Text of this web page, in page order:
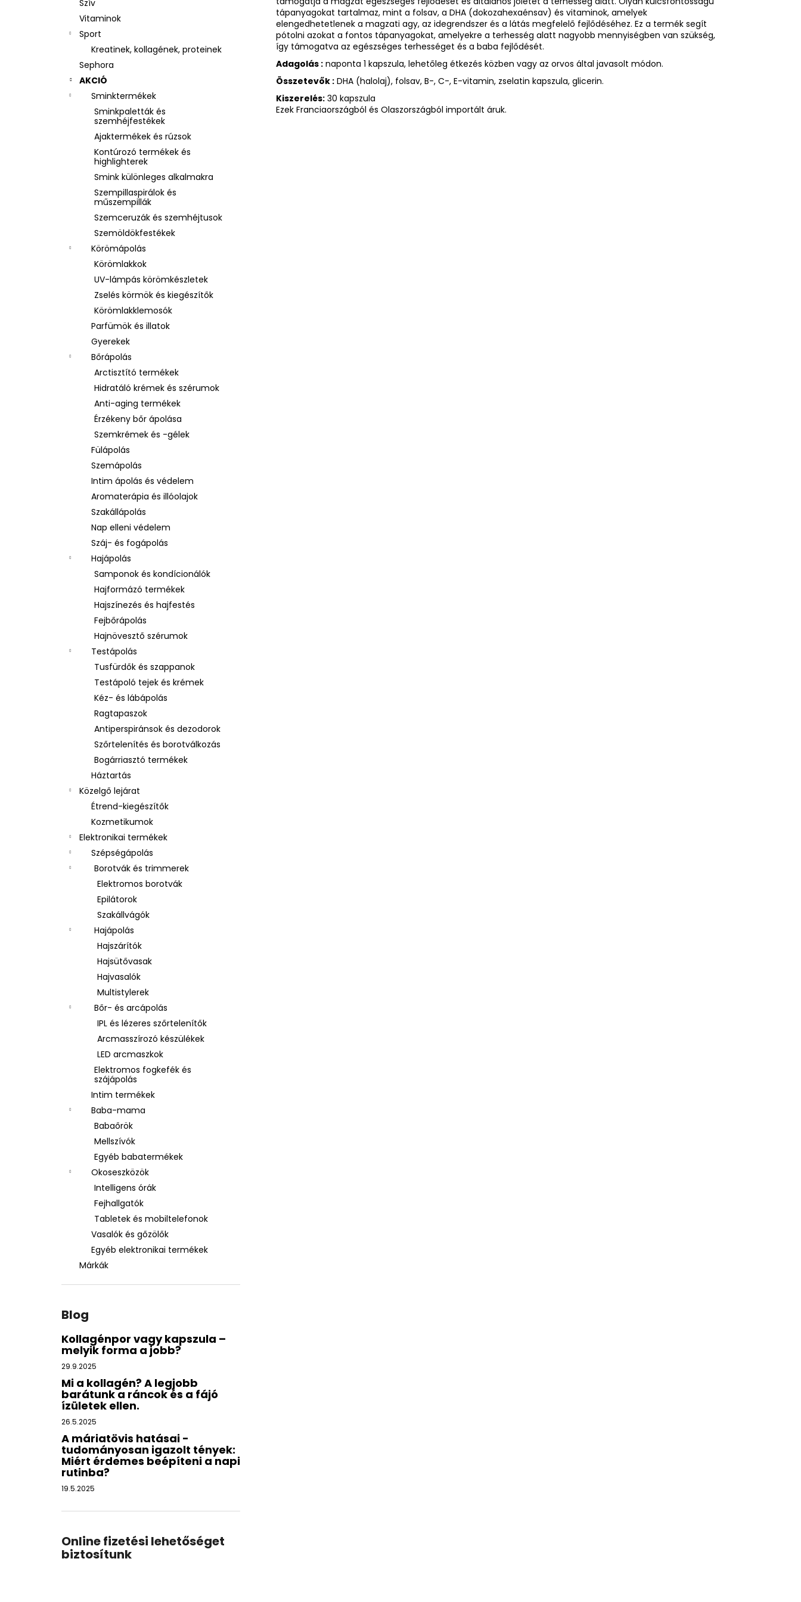
Szív
Vitaminok
Sport
Kreatinek, kollagének, proteinek
Sephora
AKCIÓ
Sminktermékek
Sminkpaletták és
szemhéjfestékek
Ajaktermékek és rúzsok
Kontúrozó termékek és
highlighterek
Smink különleges alkalmakra
Szempillaspirálok és
műszempillák
Szemceruzák és szemhéjtusok
Szemöldökfestékek
Körömápolás
Körömlakkok
UV-lámpás körömkészletek
Zselés körmök és kiegészítők
Körömlakklemosók
Parfümök és illatok
Gyerekek
Bőrápolás
Arctisztító termékek
Hidratáló krémek és szérumok
Anti-aging termékek
Érzékeny bőr ápolása
Szemkrémek és -gélek
Fülápolás
Szemápolás
Intim ápolás és védelem
Aromaterápia és illóolajok
Szakállápolás
Nap elleni védelem
Száj- és fogápolás
Hajápolás
Samponok és kondícionálók
Hajformázó termékek
Hajszínezés és hajfestés
Fejbőrápolás
Hajnövesztő szérumok
Testápolás
Tusfürdők és szappanok
Testápoló tejek és krémek
Kéz- és lábápolás
Ragtapaszok
Antiperspiránsok és dezodorok
Szőrtelenítés és borotválkozás
Bogárriasztó termékek
Háztartás
Közelgő lejárat
Étrend-kiegészítők
Kozmetikumok
Elektronikai termékek
Szépségápolás
Borotvák és trimmerek
Elektromos borotvák
Epilátorok
Szakállvágók
Hajápolás
Hajszárítók
Hajsütővasak
Hajvasalók
Multistylerek
Bőr- és arcápolás
IPL és lézeres szőrtelenítők
Arcmasszírozó készülékek
LED arcmaszkok
Elektromos fogkefék és
szájápolás
Intim termékek
Baba-mama
Babaőrök
Mellszívók
Egyéb babatermékek
Okoseszközök
Intelligens órák
Fejhallgatók
Tabletek és mobiltelefonok
Vasalók és gőzölők
Egyéb elektronikai termékek
Márkák
Blog
Kollagénpor vagy kapszula –
melyik forma a jobb?
29.9.2025
Mi a kollagén? A legjobb
barátunk a ráncok és a fájó
ízületek ellen.
26.5.2025
A máriatövis hatásai -
tudományosan igazolt tények:
Miért érdemes beépíteni a napi
rutinba?
19.5.2025
Online fizetési lehetőséget
biztosítunk
tápanyagokat tartalmaz, mint a folsav, a DHA (dokozahexaénsav) és vitaminok, amelyek
elengedhetetlenek a magzati agy, az idegrendszer és a látás megfelelő fejlődéséhez. Ez a termék segít
pótolni azokat a fontos tápanyagokat, amelyekre a terhesség alatt nagyobb mennyiségben van szükség,
így támogatva az egészséges terhességet és a baba fejlődését.
Adagolás : naponta 1 kapszula, lehetőleg étkezés közben vagy az orvos által javasolt módon.
Összetevők : DHA (halolaj), folsav, B-, C-, E-vitamin, zselatin kapszula, glicerin.
Kiszerelés: 30 kapszula
Ezek Franciaországból és Olaszországból importált áruk.